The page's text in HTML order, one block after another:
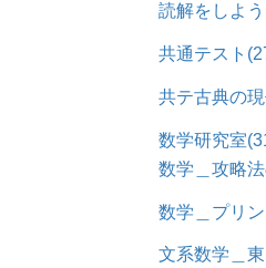
読解をしよう
共通テスト
共テ古典の
数学研究室
数学＿攻略
数学＿プリ
文系数学＿